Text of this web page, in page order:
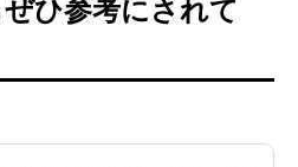
ひ参考にされて